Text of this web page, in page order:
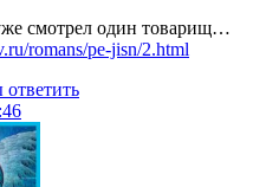
смотрел один товарищ…
romans/pe-jisn/2.html